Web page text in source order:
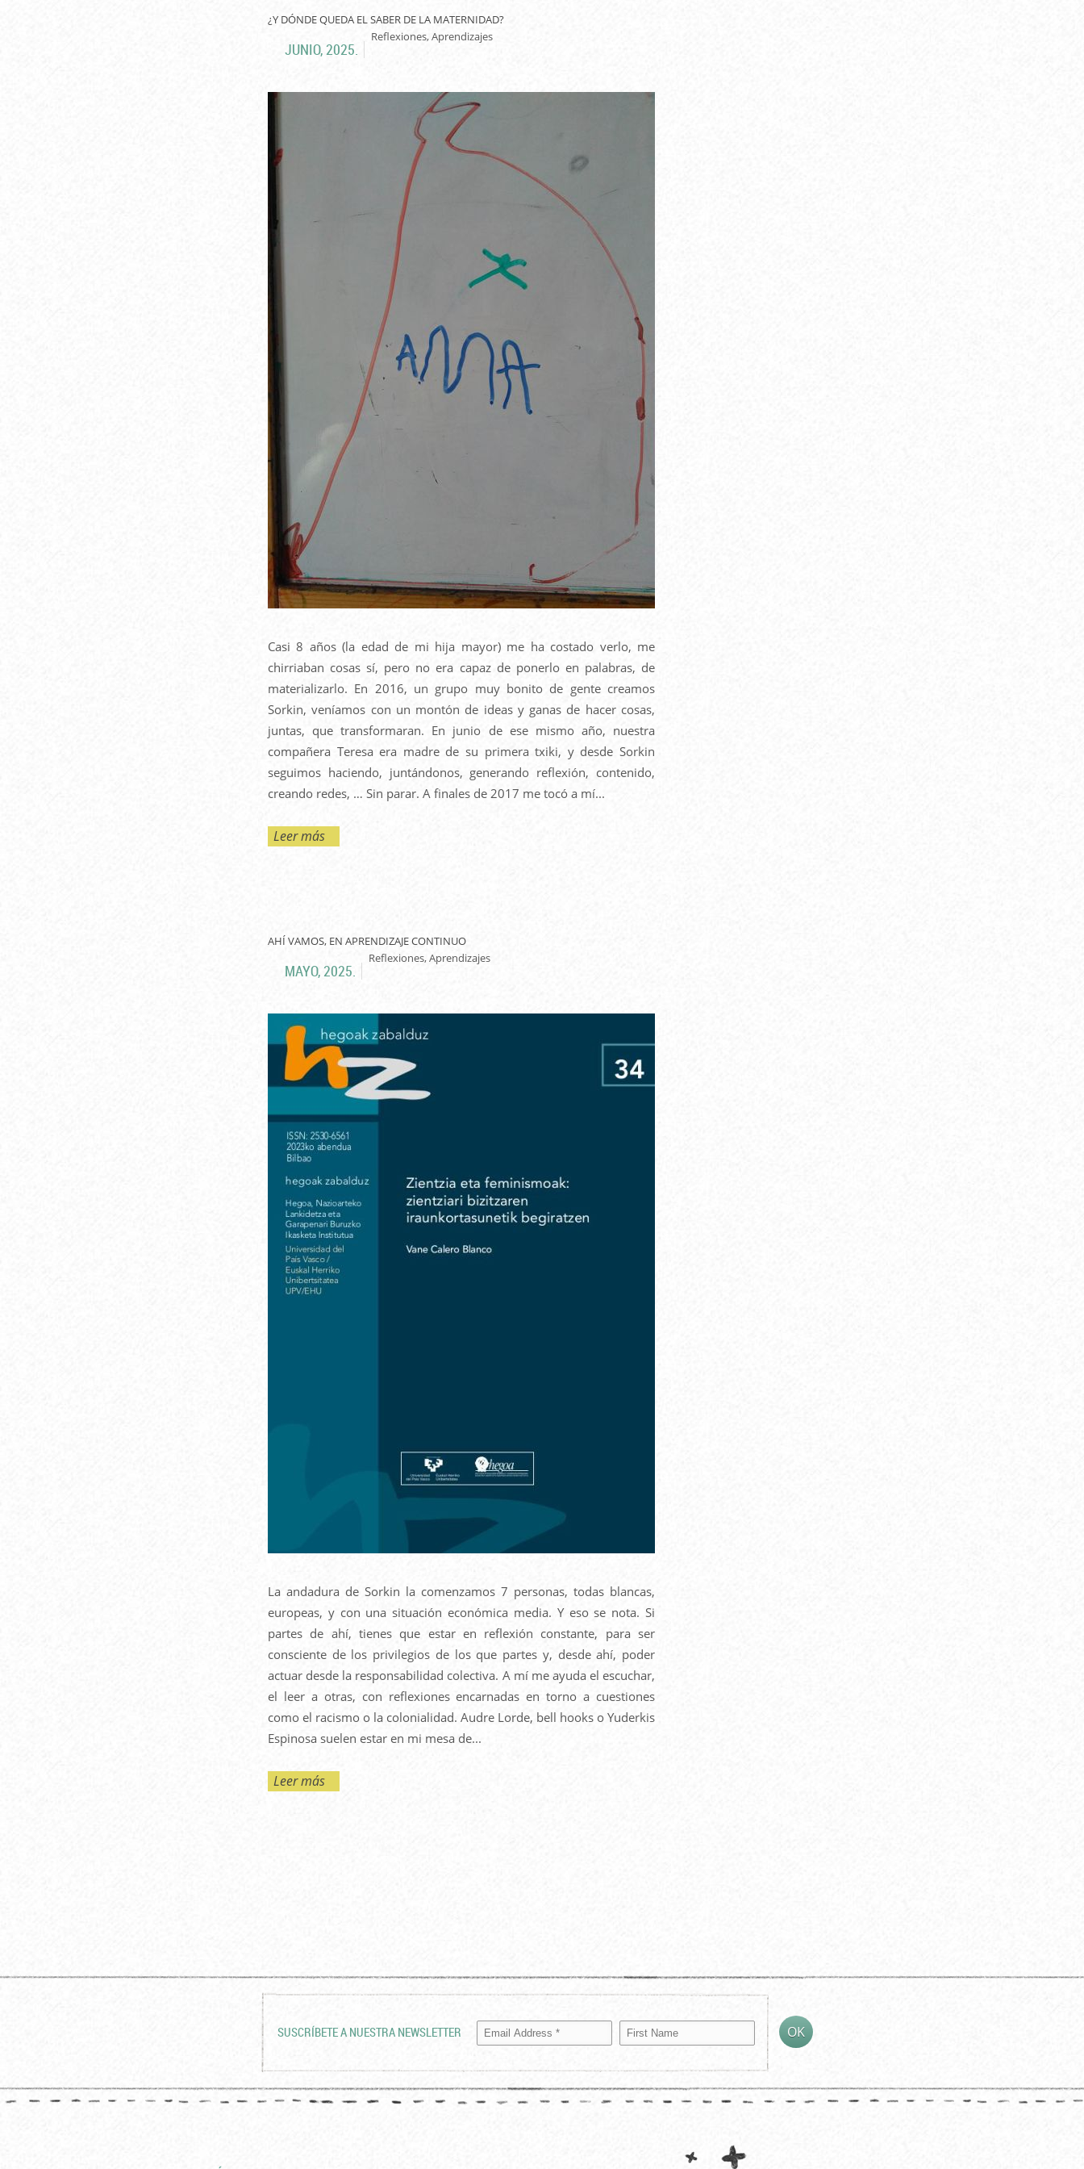
¿Y DÓNDE QUEDA EL SABER DE LA MATERNIDAD?
JUNIO, 2025.
Reflexiones, Aprendizajes
Casi 8 años (la edad de mi hija mayor) me ha costado verlo, me
chirriaban cosas sí, pero no era capaz de ponerlo en palabras, de
materializarlo. En 2016, un grupo muy bonito de gente creamos
Sorkin, veníamos con un montón de ideas y ganas de hacer cosas,
juntas, que transformaran. En junio de ese mismo año, nuestra
compañera Teresa era madre de su primera txiki, y desde Sorkin
seguimos haciendo, juntándonos, generando reflexión, contenido,
creando redes, … Sin parar. A finales de 2017 me tocó a mí...
Leer más
AHÍ VAMOS, EN APRENDIZAJE CONTINUO
MAYO, 2025.
Reflexiones, Aprendizajes
La andadura de Sorkin la comenzamos 7 personas, todas blancas,
europeas, y con una situación económica media. Y eso se nota. Si
partes de ahí, tienes que estar en reflexión constante, para ser
consciente de los privilegios de los que partes y, desde ahí, poder
actuar desde la responsabilidad colectiva. A mí me ayuda el escuchar,
el leer a otras, con reflexiones encarnadas en torno a cuestiones
como el racismo o la colonialidad. Audre Lorde, bell hooks o Yuderkis
Espinosa suelen estar en mi mesa de...
Leer más
SUSCRÍBETE A NUESTRA NEWSLETTER